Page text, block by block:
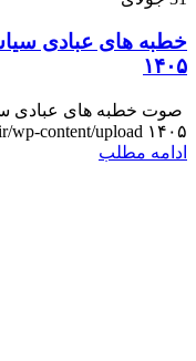
۱۴۰۵
۱۴۰۵ https://mousavifard.ir/wp-content/upload...
ادامه مطلب